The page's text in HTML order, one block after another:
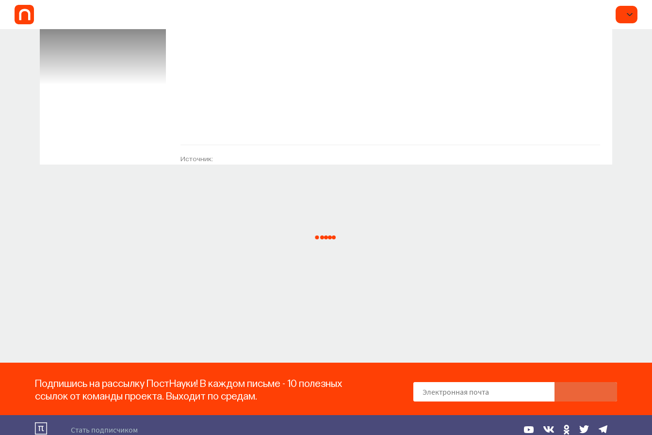
Источник:
Подпишись на рассылку ПостНауки! В каждом письме - 10 полезных
ссылок от команды проекта. Выходит по средам.
Стать подписчиком